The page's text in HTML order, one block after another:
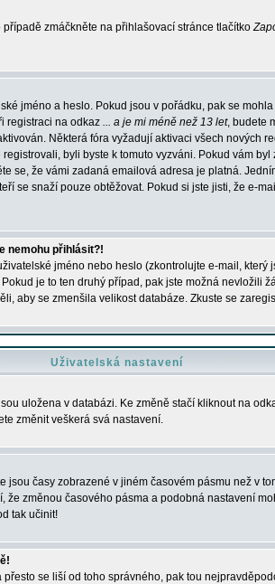
zmáčkněte na přihlašovací stránce tlačítko
jméno a heslo. Pokud jsou v pořádku, pak se
registraci na odkaz ... a je mi méně než 13 let, budete
Některá fóra vyžadují aktivaci všech nových
byli byste k tomuto vyzváni. Pokud vám
se, že vámi zadaná emailová adresa je platná.
se snaží pouze obtěžovat. Pokud si jste jisti, že e-
nemohu přihlásit?!
jméno nebo heslo (zkontrolujte e-mail, který
je to ten druhý případ, pak jste možná nevložili
aby se zmenšila velikost databáze. Zkuste se
Uživatelská nastavení
uložena v databázi. Ke změně stačí kliknout na
změnit veškerá svá nastavení.
jsou časy zobrazené v jiném časovém pásmu než v
že změnou časového pásma a podobná nastavení
tak učinit!
se liší od toho správného, pak tou